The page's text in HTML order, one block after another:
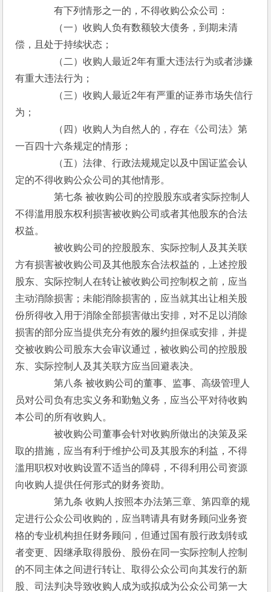
有下列情形之一的，不得收购公众公司：
（一）收购人负有数额较大债务，到期未清
偿，且处于持续状态；
（二）收购人最近2年有重大违法行为或者涉嫌
有重大违法行为；
（三）收购人最近2年有严重的证券市场失信行
为；
（四）收购人为自然人的，存在《公司法》第
一百四十六条规定的情形；
（五）法律、行政法规规定以及中国证监会认
定的不得收购公众公司的其他情形。
第七条 被收购公司的控股股东或者实际控制人
不得滥用股东权利损害被收购公司或者其他股东的合法
权益。
被收购公司的控股股东、实际控制人及其关联
方有损害被收购公司及其他股东合法权益的，上述控股
股东、实际控制人在转让被收购公司控制权之前，应当
主动消除损害；未能消除损害的，应当就其出让相关股
份所得收入用于消除全部损害做出安排，对不足以消除
损害的部分应当提供充分有效的履约担保或安排，并提
交被收购公司股东大会审议通过，被收购公司的控股股
东、实际控制人及其关联方应当回避表决。
第八条 被收购公司的董事、监事、高级管理人
员对公司负有忠实义务和勤勉义务，应当公平对待收购
本公司的所有收购人。
被收购公司董事会针对收购所做出的决策及采
取的措施，应当有利于维护公司及其股东的利益，不得
滥用职权对收购设置不适当的障碍，不得利用公司资源
向收购人提供任何形式的财务资助。
第九条 收购人按照本办法第三章、第四章的规
定进行公众公司收购的，应当聘请具有财务顾问业务资
格的专业机构担任财务顾问，但通过国有股行政划转或
者变更、因继承取得股份、股份在同一实际控制人控制
的不同主体之间进行转让、取得公众公司向其发行的新
股、司法判决导致收购人成为或拟成为公众公司第一大